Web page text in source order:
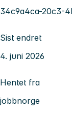
34c9a4ca-20c3-
Sist endret
4. juni 2026
Hentet fra
jobbnorge